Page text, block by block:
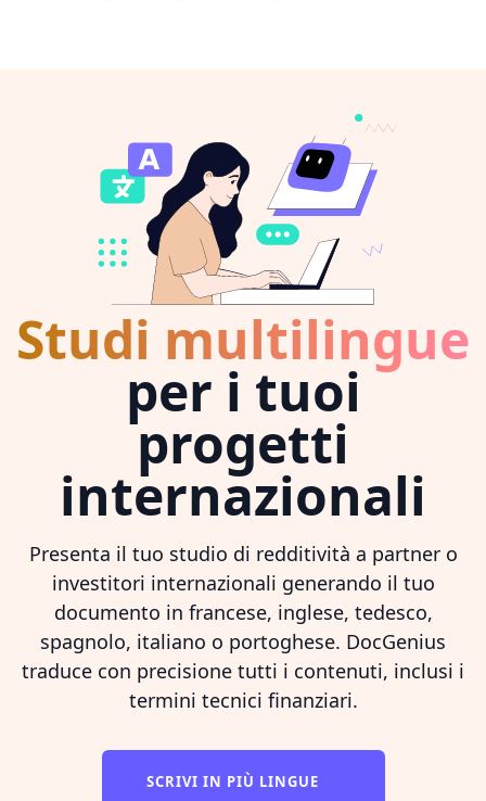
Studi multilingue
per i tuoi
progetti
internazionali
Presenta il tuo studio di redditività a partner o
investitori internazionali generando il tuo
documento in francese, inglese, tedesco,
spagnolo, italiano o portoghese. DocGenius
traduce con precisione tutti i contenuti, inclusi i
termini tecnici finanziari.
SCRIVI IN PIÙ LINGUE